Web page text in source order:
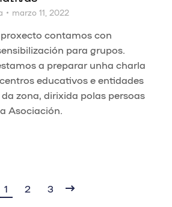
marzo 11, 2022
contamos con
para grupos.
a preparar unha charla
educativos e entidades
zona, dirixida polas persoas
Asociación.
1 2 3